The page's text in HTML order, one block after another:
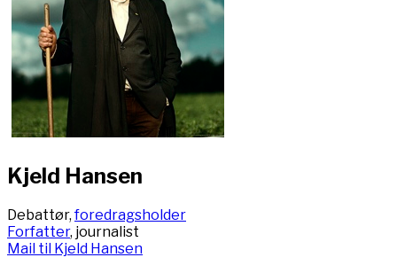
Kjeld Hansen
Debattør,foredragsholder
Forfatter, journalist
Mail til Kjeld Hansen